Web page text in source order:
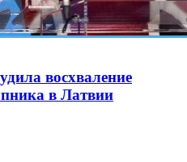
восхваление
в Латвии